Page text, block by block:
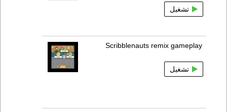
تشغيل
Scribblenauts remix gameplay
تشغيل